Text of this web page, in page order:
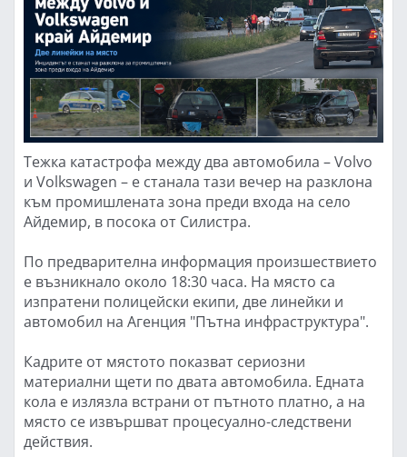
Тежка катастрофа между два автомобила – Volvo
и Volkswagen – е станала тази вечер на разклона
към промишлената зона преди входа на село
Айдемир, в посока от Силистра.
По предварителна информация произшествието
е възникнало около 18:30 часа. На място са
изпратени полицейски екипи, две линейки и
автомобил на Агенция "Пътна инфраструктура".
Кадрите от мястото показват сериозни
материални щети по двата автомобила. Едната
кола е излязла встрани от пътното платно, а на
място се извършват процесуално-следствени
действия.